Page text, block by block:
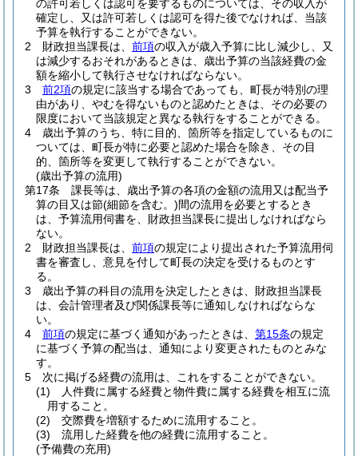
の許可若しくは認可を要するものについては、その収入が
確定し、又は許可若しくは認可を得た後でなければ、当該
予算を執行することができない。
2
財政担当課長は、 前項の収入が歳入予算に比し減少し、又
は減少するおそれがあるときは、歳出予算の当該経費の金
額を縮小して執行させなければならない。
3
前2項の規定に該当する場合であっても、町長が特別の理
由があり、やむを得ないものと認めたときは、その必要の
限度において当該規定と異なる執行をすることができる。
4
歳出予算のうち、特に目的、箇所等を指定しているものに
ついては、町長が特に必要と認めた場合を除き、その目
的、箇所等を変更して執行することができない。
(歳出予算の流用)
第17条
課長等は、歳出予算の各項の金額の流用又は配当予
算の目又は節(細節を含む。)間の流用を必要とするとき
は、予算流用伺書を、財政担当課長に提出しなければなら
ない。
2
財政担当課長は、 前項の規定により提出された予算流用伺
書を審査し、意見を付して町長の決定を受けるものとす
る。
3
歳出予算の科目の流用を決定したときは、財政担当課長
は、会計管理者及び関係課長等に通知しなければならな
い。
4
前項の規定に基づく通知があったときは、 第15条の規定
に基づく予算の配当は、通知により変更されたものとみな
す。
5
次に掲げる経費の流用は、これをすることができない。
(1)
人件費に属する経費と物件費に属する経費を相互に流
用すること。
(2)
交際費を増額するために流用すること。
(3)
流用した経費を他の経費に流用すること。
(予備費の充用)